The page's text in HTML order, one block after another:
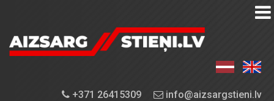
+371 26415309 info@aizsargstieni.lv
AIZSARGSTIEŅU
APRĪKOJUMA